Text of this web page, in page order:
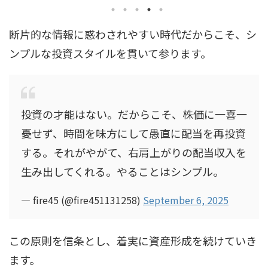
断片的な情報に惑わされやすい時代だからこそ、シ
ンプルな投資スタイルを貫いて参ります。
投資の才能はない。だからこそ、株価に一喜一
憂せず、時間を味方にして愚直に配当を再投資
する。それがやがて、右肩上がりの配当収入を
生み出してくれる。やることはシンプル。
— fire45 (@fire451131258) September 6, 2025
この原則を信条とし、着実に資産形成を続けていき
ます。